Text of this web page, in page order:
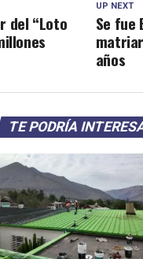
UP NEXT
Se fue
años
del “Loto
TE PODRÍA